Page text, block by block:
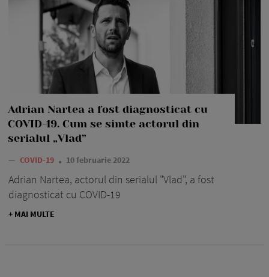
Adrian Nartea a fost diagnosticat cu
COVID-19. Cum se simte actorul din
serialul „Vlad”
— COVID-19 10 februarie 2022
Adrian Nartea, actorul din serialul "Vlad", a fost
diagnosticat cu COVID-19
+ MAI MULTE